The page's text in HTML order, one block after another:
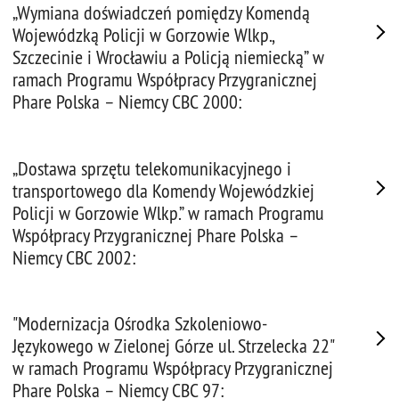
„Wymiana doświadczeń pomiędzy Komendą
Wojewódzką Policji w Gorzowie Wlkp.,
Szczecinie i Wrocławiu a Policją niemiecką” w
ramach Programu Współpracy Przygranicznej
Phare Polska – Niemcy CBC 2000:
„Dostawa sprzętu telekomunikacyjnego i
transportowego dla Komendy Wojewódzkiej
Policji w Gorzowie Wlkp.” w ramach Programu
Współpracy Przygranicznej Phare Polska –
Niemcy CBC 2002:
"Modernizacja Ośrodka Szkoleniowo-
Językowego w Zielonej Górze ul. Strzelecka 22"
w ramach Programu Współpracy Przygranicznej
Phare Polska – Niemcy CBC 97: